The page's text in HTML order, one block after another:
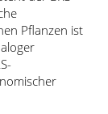
Pflanzen ist